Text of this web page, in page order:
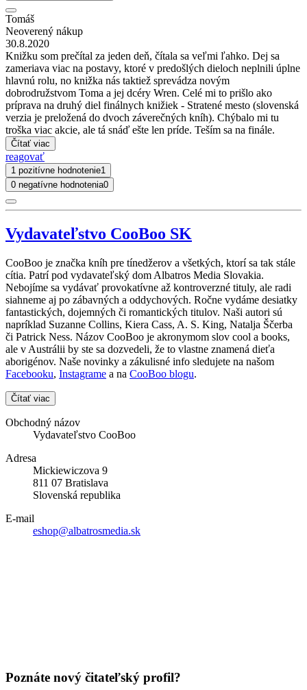
Tomáš
Neoverený nákup
30.8.2020
Knižku som prečítal za jeden deň, čítala sa veľmi ľahko. Dej sa
zameriava viac na postavy, ktoré v predošlých dieloch neplnili úplne
hlavnú rolu, no knižka nás taktiež sprevádza novým
dobrodružstvom Toma a jej dcéry Wren. Celé mi to prišlo ako
príprava na druhý diel finálnych knižiek - Stratené mesto (slovenská
verzia je preložená do dvoch záverečných kníh). Chýbalo mi tu
troška viac akcie, ale tá snáď ešte len príde. Teším sa na finále.
Čítať viac
reagovať
1 pozitívne hodnotenie1
0 negatívne hodnotenia0
Vydavateľstvo CooBoo SK
CooBoo je značka kníh pre tínedžerov a všetkých, ktorí sa tak stále
cítia. Patrí pod vydavateľský dom Albatros Media Slovakia.
Nebojíme sa vydávať provokatívne až kontroverzné tituly, ale radi
siahneme aj po zábavných a oddychových. Ročne vydáme desiatky
fantastických, dojemných či romantických titulov. Naši autori sú
napríklad Suzanne Collins, Kiera Cass, A. S. King, Natalja Ščerba
či Patrick Ness. Názov CooBoo je akronymom slov cool a books,
ale v Austrálii by ste sa dozvedeli, že to vlastne znamená dieťa
aborigénov. Naše novinky a zákulisné info sledujete na našom
Facebooku, Instagrame a na CooBoo blogu.
Čítať viac
Obchodný názov
Vydavateľstvo CooBoo
Adresa
Mickiewiczova 9
811 07 Bratislava
Slovenská republika
E-mail
eshop@albatrosmedia.sk
Poznáte nový čitateľský profil?